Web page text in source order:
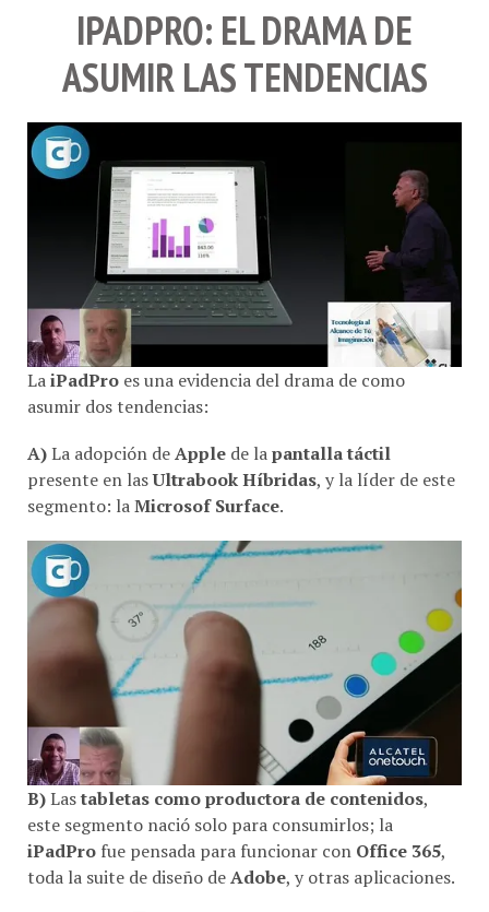
IPADPRO: EL DRAMA DE
ASUMIR LAS TENDENCIAS
La iPadPro es una evidencia del drama de como
asumir dos tendencias:
A)La adopción deApple de lapantalla táctil
presente en lasUltrabook Híbridas, y la líder de este
segmento: laMicrosof Surface.
B)Lastabletas como productora de contenidos,
este segmento nació solo para consumirlos; la
iPadPro fue pensada para funcionar con Office 365,
toda la suite de diseño deAdobe, y otras aplicaciones.